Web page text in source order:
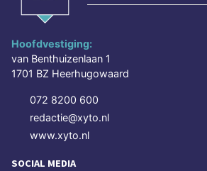
Hoofdvestiging:
van Benthuizenlaan 1
1701 BZ Heerhugowaard
072 8200 600
redactie@xyto.nl
www.xyto.nl
SOCIAL MEDIA